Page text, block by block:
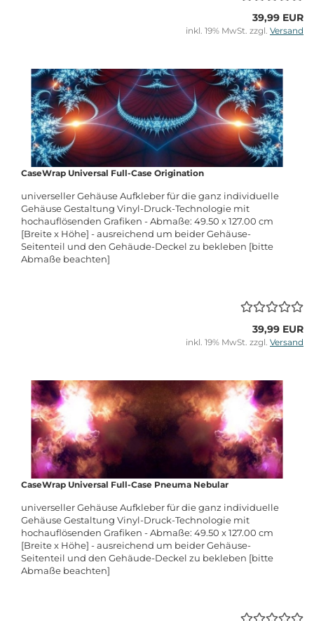
39,99 EUR
inkl. 19% MwSt. zzgl. Versand
CaseWrap Universal Full-Case Origination
universeller Gehäuse Aufkleber für die ganz individuelle
Gehäuse Gestaltung Vinyl-Druck-Technologie mit
hochauflösenden Grafiken - Abmaße: 49.50 x 127.00 cm
[Breite x Höhe] - ausreichend um beider Gehäuse-
Seitenteil und den Gehäude-Deckel zu bekleben [bitte
Abmaße beachten]
39,99 EUR
inkl. 19% MwSt. zzgl. Versand
CaseWrap Universal Full-Case Pneuma Nebular
universeller Gehäuse Aufkleber für die ganz individuelle
Gehäuse Gestaltung Vinyl-Druck-Technologie mit
hochauflösenden Grafiken - Abmaße: 49.50 x 127.00 cm
[Breite x Höhe] - ausreichend um beider Gehäuse-
Seitenteil und den Gehäude-Deckel zu bekleben [bitte
Abmaße beachten]